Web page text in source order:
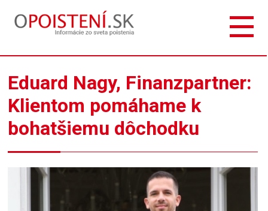
Eduard Nagy, Finanzpartner:
Klientom pomáhame k
bohatšiemu dôchodku